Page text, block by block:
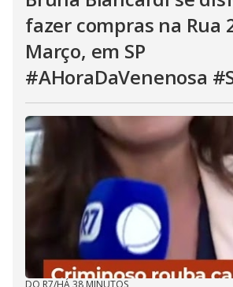
fazer compras na Rua
Março, em SP
#AHoraDaVenenosa
DO R7/HÁ 38 MINUTOS